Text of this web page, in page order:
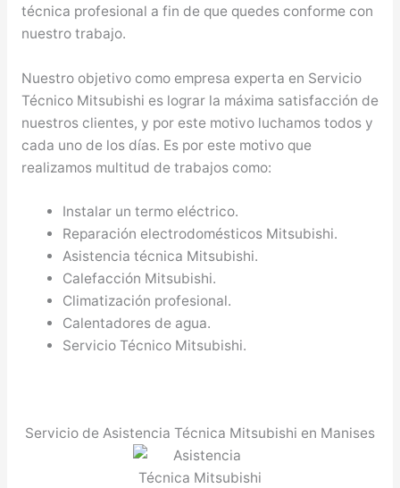
técnica profesional a fin de que quedes conforme con
nuestro trabajo.
Nuestro objetivo como empresa experta en Servicio
Técnico Mitsubishi es lograr la máxima satisfacción de
nuestros clientes, y por este motivo luchamos todos y
cada uno de los días. Es por este motivo que
realizamos multitud de trabajos como:
Instalar un termo eléctrico.
Reparación electrodomésticos Mitsubishi.
Asistencia técnica Mitsubishi.
Calefacción Mitsubishi.
Climatización profesional.
Calentadores de agua.
Servicio Técnico Mitsubishi.
Servicio de Asistencia Técnica Mitsubishi en Manises